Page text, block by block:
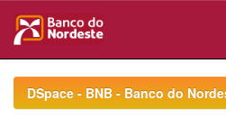
navigationDSpace - BNB - Banco do